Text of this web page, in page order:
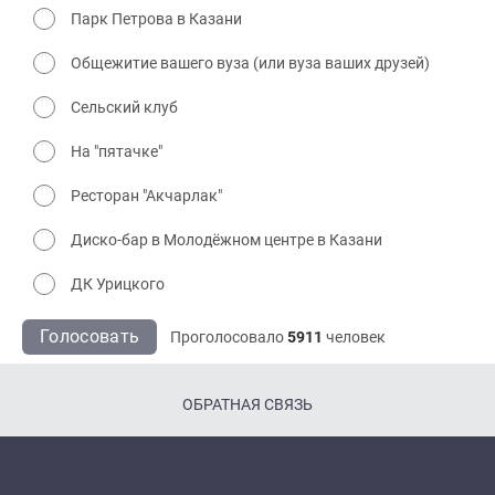
Парк Петрова в Казани
Общежитие вашего вуза (или вуза ваших друзей)
Сельский клуб
На "пятачке"
Ресторан "Акчарлак"
Диско-бар в Молодёжном центре в Казани
ДК Урицкого
Голосовать Проголосовало5911 человек
ОБРАТНАЯ СВЯЗЬ